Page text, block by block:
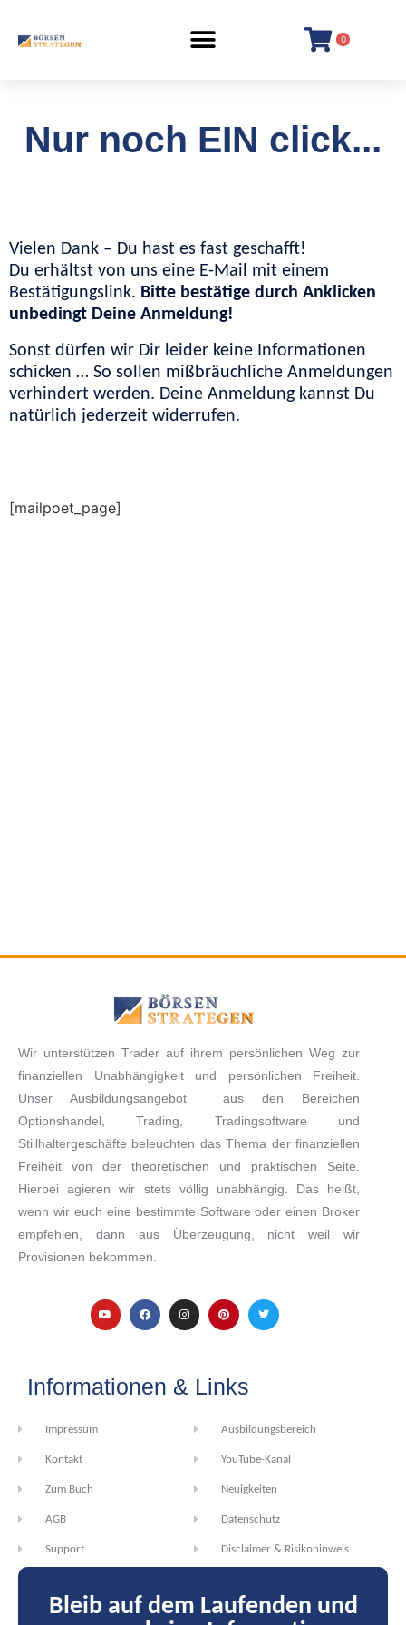
0
Nur noch EIN click...
Vielen Dank – Du hast es fast geschafft!
Du erhältst von uns eine E-Mail mit einem
Bestätigungslink. Bitte bestätige durch Anklicken
unbedingt Deine Anmeldung!
Sonst dürfen wir Dir leider keine Informationen
schicken … So sollen mißbräuchliche Anmeldungen
verhindert werden. Deine Anmeldung kannst Du
natürlich jederzeit widerrufen.
[mailpoet_page]
Wir unterstützen Trader auf ihrem persönlichen Weg zur
finanziellen Unabhängigkeit und persönlichen Freiheit.
Unser Ausbildungsangebot aus den Bereichen
Optionshandel, Trading, Tradingsoftware und
Stillhaltergeschäfte beleuchten das Thema der finanziellen
Freiheit von der theoretischen und praktischen Seite.
Hierbei agieren wir stets völlig unabhängig. Das heißt,
wenn wir euch eine bestimmte Software oder einen Broker
empfehlen, dann aus Überzeugung, nicht weil wir
Provisionen bekommen.
Informationen & Links
Impressum
Kontakt
Zum Buch
AGB
Support
Ausbildungsbereich
YouTube-Kanal
Neuigkeiten
Datenschutz
Disclaimer & Risikohinweis
Bleib auf dem Laufenden und